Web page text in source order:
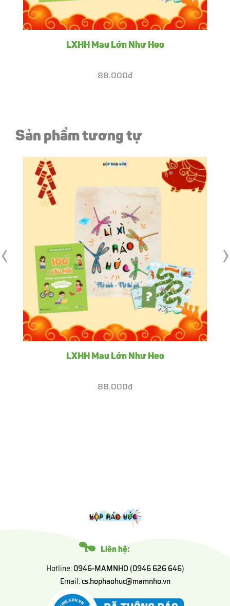
LXHH Mau Lớn Như Heo
88.000đ
Sản phẩm tương tự
LXHH Mau Lớn Như Heo
88.000đ
‹ ›
Liên hệ:
Hotline:0946-MAMNHO (0946 626 646)
Email:cs.hophaohuc@mamnho.vn